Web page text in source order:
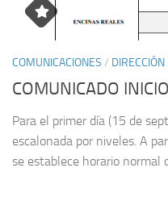
COMUNICACIONES / DIRECCIÓN
COMUNICADO
Para el primer día (15 de
escalonada por niveles. A
se establece horario normal